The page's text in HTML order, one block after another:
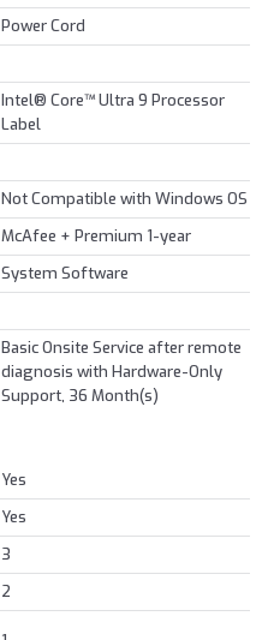
Power Cord
Intel® Core™ Ultra 9 Processor
Label
Not Compatible with Windows OS
McAfee + Premium 1-year
System Software
Basic Onsite Service after remote
diagnosis with Hardware-Only
Support, 36 Month(s)
Yes
Yes
3
2